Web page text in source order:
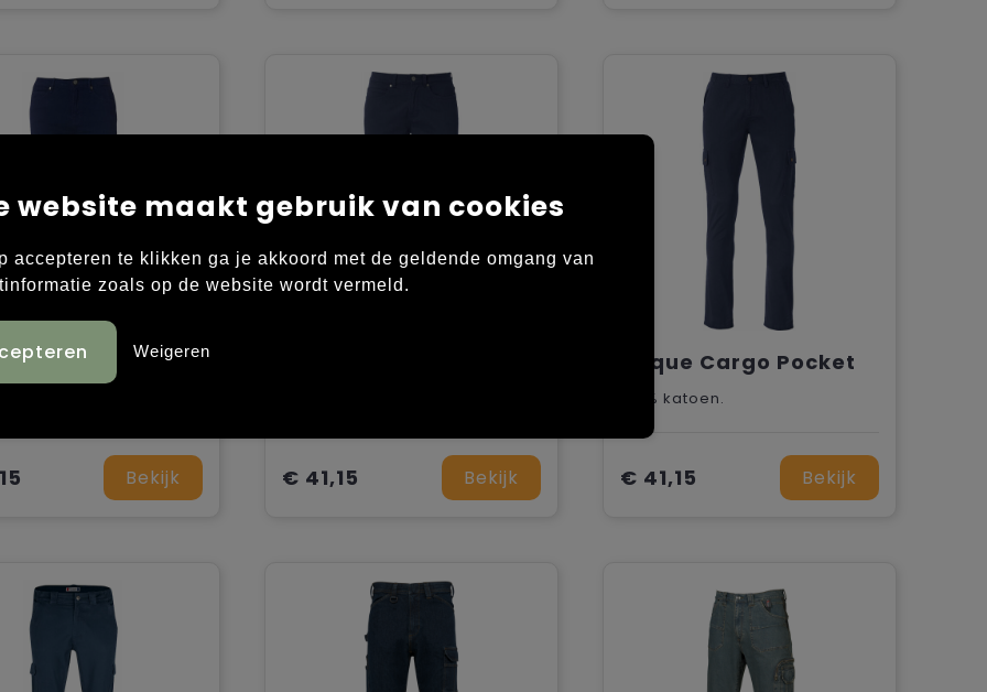
Clique 5-Pocket Stretch Women
Bekijk € 41,15 Bekijk
Clique Cargo Pocket
100% katoen.
€ 41,15 Bekijk
website maakt gebruik van cookies
accepteren te klikken ga je akkoord met de geldende omgang van
zoals op de website wordt vermeld.
Weigeren